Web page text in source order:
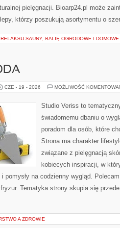
pielęgnacji. Bioarp24.pl może
którzy poszukują asortymentu o
RELAKSU SAUNY, BALIĘ OGRODOWE I DOMOWE
CZE - 19 - 2026 MOŻLIWOŚĆ
Studio Veriss to
świadomemu dbaniu o
poradom dla osób, które
Strona ma charakter
związane z pielęgnacją
kobiecych inspiracji, w
pomysły na codzienny wygląd.
Tematyka strony skupia się
A ZDROWIE